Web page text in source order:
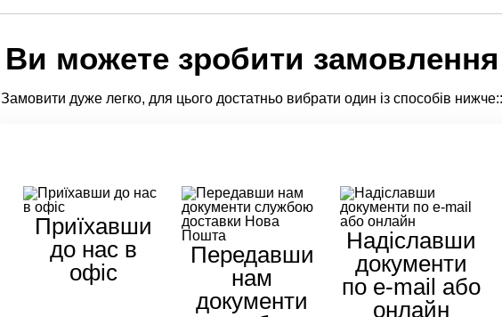
Ви можете зробити замовлення
Замовити дуже легко, для цього достатньо вибрати один із способів
Приїхавши
до нас в
офіс
Передавши
нам
документи
Надіславши
документи
по e-mail або
онлайн